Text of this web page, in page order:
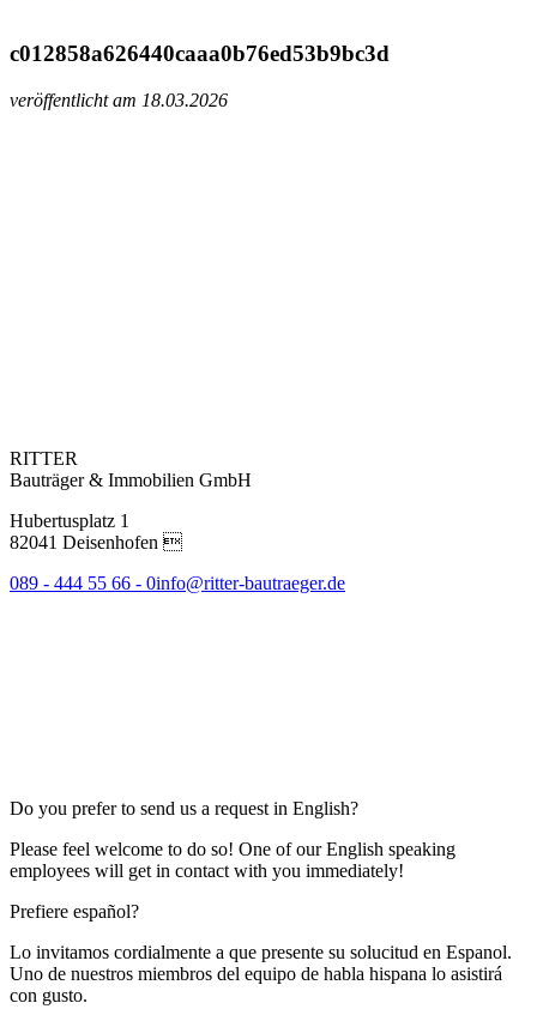
c012858a626440caaa0b76ed53b9bc3d
veröffentlicht am 18.03.2026
RITTER
Bauträger & Immobilien GmbH
Hubertusplatz 1
82041 Deisenhofen 
089 - 444 55 66 - 0info@ritter-bautraeger.de
Do you prefer to send us a request in English?
Please feel welcome to do so! One of our English speaking
employees will get in contact with you immediately!
Prefiere español?
Lo invitamos cordialmente a que presente su solucitud en Espanol.
Uno de nuestros miembros del equipo de habla hispana lo asistirá
con gusto.